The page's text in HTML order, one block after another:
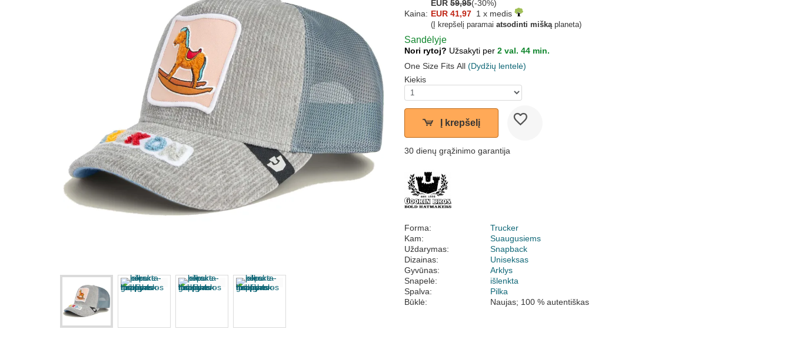
EUR 59,95(-30%)
Kaina: EUR 41,97 1 x medis
(Į krepšelį paramai atsodinti miškąplaneta)
Sandėlyje
Nori rytoj? Užsakyti per 2 val. 44 min.
One Size Fits All (Dydžių lentelė)
Kiekis
Į krepšelį
30 dienų grąžinimo garantija
Forma:
Trucker
Kam:
Suaugusiems
Uždarymas:
Snapback
Dizainas:
Uniseksas
Gyvūnas:
Arklys
Snapelė:
išlenkta
Spalva:
Pilka
Būklė:
Naujas; 100 % autentiškas